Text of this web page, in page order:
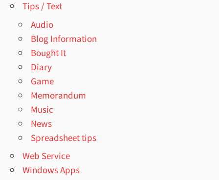
Tips / Text
Audio
Blog Information
Bought It
Diary
Game
Memorandum
Music
News
Spreadsheet tips
Web Service
Windows Apps